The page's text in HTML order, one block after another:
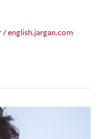
/english.jargan.com